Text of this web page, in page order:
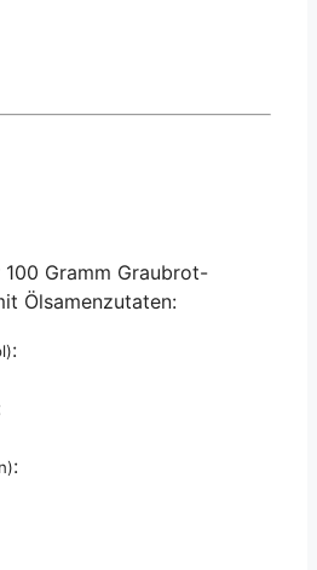
Gramm Graubrot-
Ölsamenzutaten:
:
: